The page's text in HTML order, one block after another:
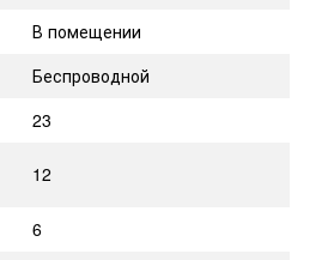
В помещении
Беспроводной
23
12
6